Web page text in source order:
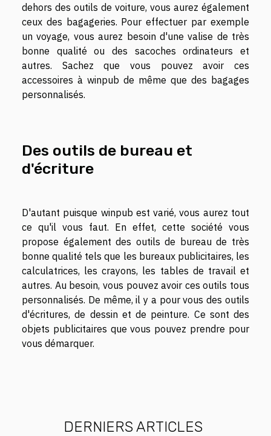
dehors des outils de voiture, vous aurez également
ceux des bagageries. Pour effectuer par exemple
un voyage, vous aurez besoin d'une valise de très
bonne qualité ou des sacoches ordinateurs et
autres. Sachez que vous pouvez avoir ces
accessoires à winpub de même que des bagages
personnalisés.
Des outils de bureau et
d'écriture
D'autant puisque winpub est varié, vous aurez tout
ce qu'il vous faut. En effet, cette société vous
propose également des outils de bureau de très
bonne qualité tels que les bureaux publicitaires, les
calculatrices, les crayons, les tables de travail et
autres. Au besoin, vous pouvez avoir ces outils tous
personnalisés. De même, il y a pour vous des outils
d'écritures, de dessin et de peinture. Ce sont des
objets publicitaires que vous pouvez prendre pour
vous démarquer.
DERNIERS ARTICLES